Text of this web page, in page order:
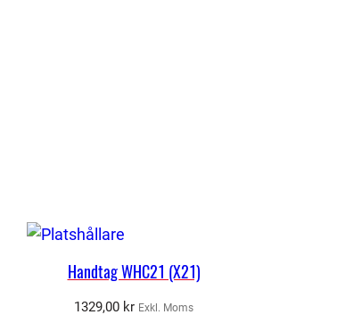
Handtag WHC21 (X21)
1329,00 kr Exkl. Moms